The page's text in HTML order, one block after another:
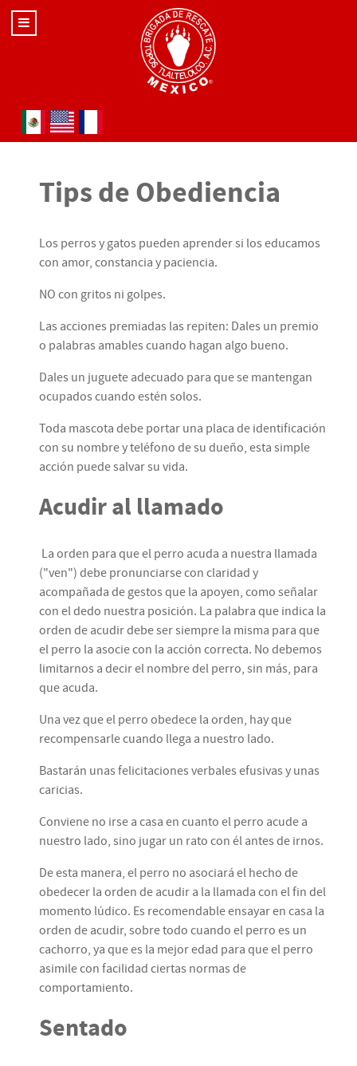
Seleccione su idioma
Tips de Obediencia
Los perros y gatos pueden aprender si los educamos
con amor, constancia y paciencia.
NO con gritos ni golpes.
Las acciones premiadas las repiten: Dales un premio
o palabras amables cuando hagan algo bueno.
Dales un juguete adecuado para que se mantengan
ocupados cuando estén solos.
Toda mascota debe portar una placa de identificación
con su nombre y teléfono de su dueño, esta simple
acción puede salvar su vida.
Acudir al llamado
La orden para que el perro acuda a nuestra llamada
("ven") debe pronunciarse con claridad y
acompañada de gestos que la apoyen, como señalar
con el dedo nuestra posición. La palabra que indica la
orden de acudir debe ser siempre la misma para que
el perro la asocie con la acción correcta. No debemos
limitarnos a decir el nombre del perro, sin más, para
que acuda.
Una vez que el perro obedece la orden, hay que
recompensarle cuando llega a nuestro lado.
Bastarán unas felicitaciones verbales efusivas y unas
caricias.
Conviene no irse a casa en cuanto el perro acude a
nuestro lado, sino jugar un rato con él antes de irnos.
De esta manera, el perro no asociará el hecho de
obedecer la orden de acudir a la llamada con el fin del
momento lúdico. Es recomendable ensayar en casa la
orden de acudir, sobre todo cuando el perro es un
cachorro, ya que es la mejor edad para que el perro
asimile con facilidad ciertas normas de
comportamiento.
Sentado